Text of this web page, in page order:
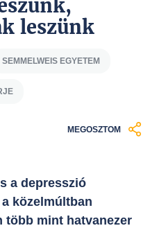
leszünk
SEMMELWEIS EGYETEM
MEGOSZTOM
a depresszió
közelmúltban
több mint hatvanezer